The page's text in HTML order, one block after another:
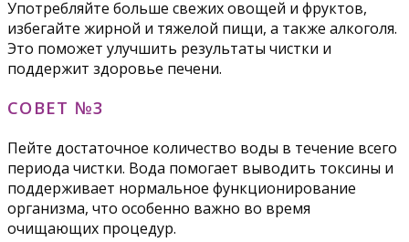
Употребляйте больше свежих овощей и фруктов,
избегайте жирной и тяжелой пищи, а также алкоголя.
Это поможет улучшить результаты чистки и
поддержит здоровье печени.
СОВЕТ №3
Пейте достаточное количество воды в течение всего
периода чистки. Вода помогает выводить токсины и
поддерживает нормальное функционирование
организма, что особенно важно во время
очищающих процедур.